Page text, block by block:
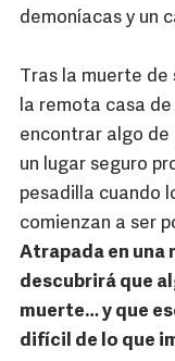
demoníacas y un
Tras la muerte de
la remota casa de
encontrar algo de
un lugar seguro
pesadilla cuando
comienzan a ser
Atrapada en una
descubrirá que
muerte… y que
difícil de lo que